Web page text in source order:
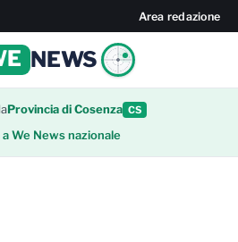
Area redazione
NEWS
Provincia di Cosenza CS
We News nazionale